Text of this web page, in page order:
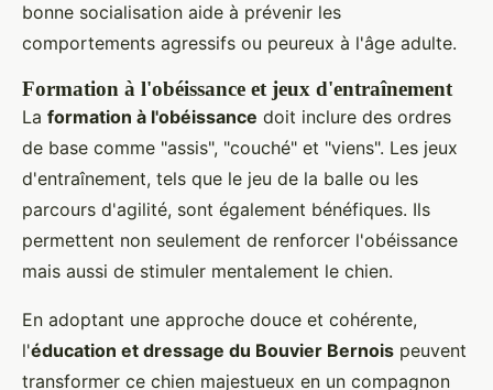
bonne socialisation aide à prévenir les
comportements agressifs ou peureux à l'âge adulte.
Formation à l'obéissance et jeux d'entraînement
La formation à l'obéissance doit inclure des ordres
de base comme "assis", "couché" et "viens". Les jeux
d'entraînement, tels que le jeu de la balle ou les
parcours d'agilité, sont également bénéfiques. Ils
permettent non seulement de renforcer l'obéissance
mais aussi de stimuler mentalement le chien.
En adoptant une approche douce et cohérente,
l'éducation et dressage du Bouvier Bernois peuvent
transformer ce chien majestueux en un compagnon